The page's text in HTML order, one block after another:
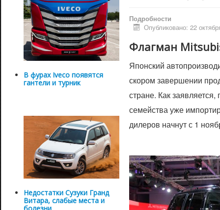
В фурах Iveco появятся
гантели и турник
Недостатки Сузуки Гранд
Витара, слабые места и
Подробности
Опубликовано: 22
Флагман
Японский
скором завершении
стране. Как
семейства уже
дилеров начнут с 1